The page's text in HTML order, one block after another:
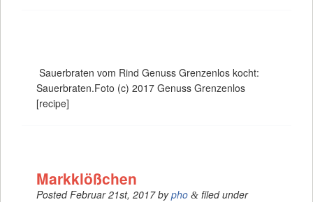
Sauerbraten vom Rind Genuss Grenzenlos kocht:
Sauerbraten.Foto (c) 2017 Genuss Grenzenlos
[recipe]
Markklößchen
PostedFebruar 21st, 2017bypho & filed under